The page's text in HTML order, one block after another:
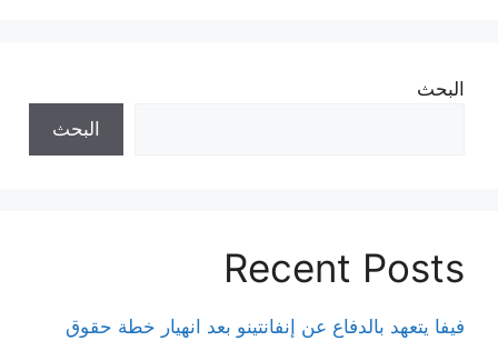
البحث
البحث
Recent Posts
فيفا يتعهد بالدفاع عن إنفانتينو بعد انهيار خطة حقوق